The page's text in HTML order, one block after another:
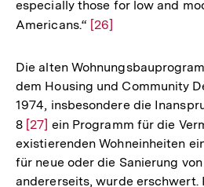
especially those for low and
Americans.“ Zur
der
Fußnote
[26]
Die alten
dem Housing und Community
1974, insbesondere die
8 Zur
Auflösung
der
Fußnote
[27] ein Programm für die
existierenden Wohneinheiten
für neue oder die Sanierung
andererseits, wurde erschwert.